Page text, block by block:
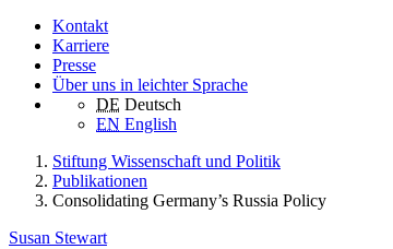
Kontakt
Karriere
Presse
Über uns in leichter Sprache
DE Deutsch
EN English
Stiftung Wissenschaft und Politik
Publikationen
Consolidating Germany’s Russia Policy
Susan Stewart